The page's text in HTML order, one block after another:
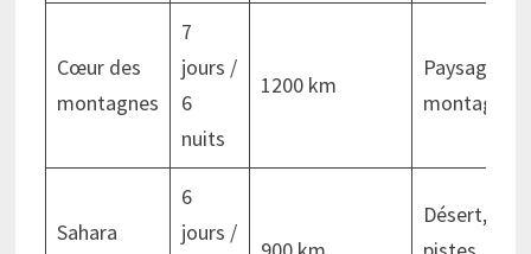
Cœur des
montagnes
7
jours /
6
nuits
1200 km
Paysages
Sahara
6
jours /
Désert,